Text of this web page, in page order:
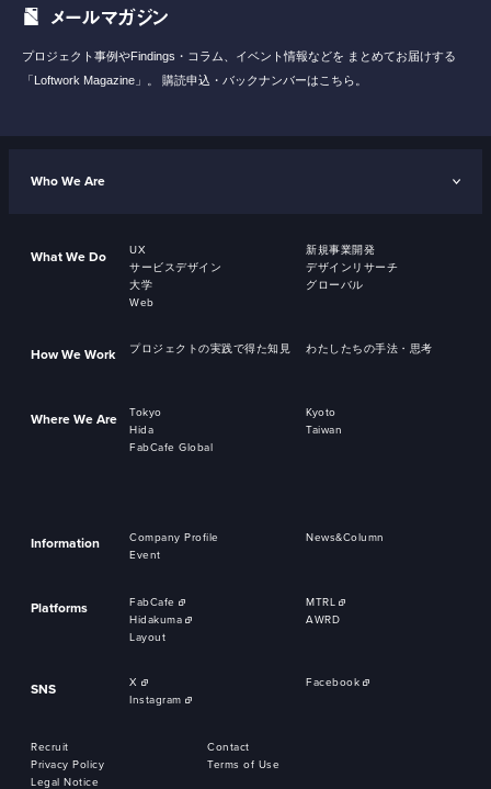
メールマガジン
プロジェクト事例やFindings・コラム、イベント情報などを まとめてお届けする
「Loftwork Magazine」。
購読申込・バックナンバーはこちら。
Who We Are
What We Do UX
新規事業開発
サービスデザイン
デザインリサーチ
大学
グローバル
Web
How We Work プロジェクトの実践で得た知見 わたしたちの手法・思考
Where We Are Tokyo
Kyoto
Hida
Taiwan
FabCafe Global
Information Company Profile
News&Column
Event
Platforms FabCafe
MTRL
Hidakuma
AWRD
Layout
SNS X
Facebook
Instagram
Recruit
Contact
Privacy Policy
Terms of Use
Legal Notice